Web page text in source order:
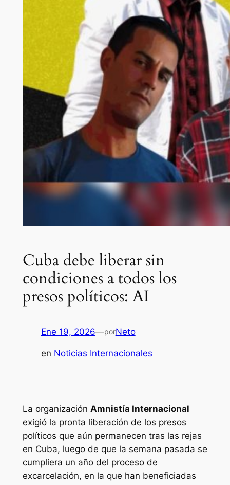
Cuba debe liberar sin
condiciones a todos los
presos políticos: AI
Ene 19, 2026—porNeto
en Noticias Internacionales
La organización Amnistía Internacional
exigió la pronta liberación de los presos
políticos que aún permanecen tras las rejas
en Cuba, luego de que la semana pasada se
cumpliera un año del proceso de
excarcelación, en la que han beneficiadas